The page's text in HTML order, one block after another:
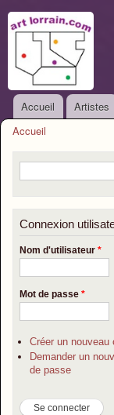
Menu principal
Accueil Artistes
Accueil
Formulaire de
Connexion
Nom d'utilisateur *
Mot de passe *
Créer un nouveau
Demander un
de passe